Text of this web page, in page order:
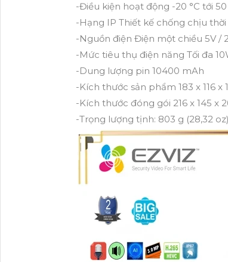
-Điều kiện hoạt động -20 °C tới
-Hạng IP Thiết kế chống chịu
-Nguồn điện Điện một chiều 5V /
-Mức tiêu thụ điện năng Tối đa
-Dung lượng pin 10400 mAh
-Kích thước sản phẩm 183 x 116 x
-Kích thước đóng gói 216 x 145 x
-Trọng lượng tịnh: 803 g (28,32